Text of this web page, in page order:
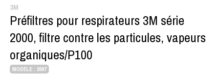
3M
Préfiltres pour respirateurs 3M série
2000, filtre contre les particules, vapeurs
organiques/P100
MODÈLE : 2097